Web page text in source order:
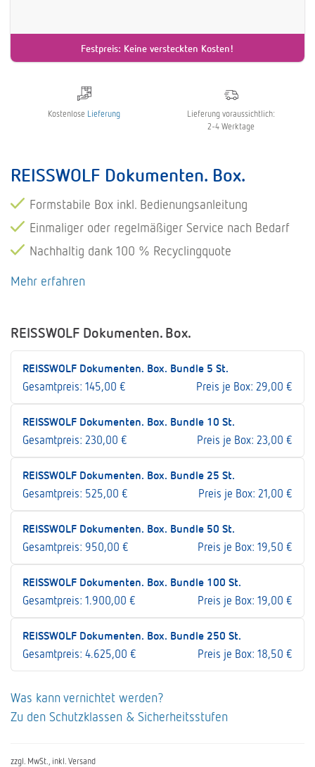
Festpreis: Keine versteckten Kosten!
Kostenlose Lieferung
Lieferung voraussichtlich:
2-4 Werktage
REISSWOLF Dokumenten. Box.
Formstabile Box inkl. Bedienungsanleitung
Einmaliger oder regelmäßiger Service nach Bedarf
Nachhaltig dank 100 % Recyclingquote
Mehr erfahren
REISSWOLF Dokumenten. Box.
REISSWOLF Dokumenten. Box. Bundle 5 St.
Gesamtpreis: 145,00 €
Preis je Box: 29,00 €
REISSWOLF Dokumenten. Box. Bundle 10 St.
Gesamtpreis: 230,00 €
Preis je Box: 23,00 €
REISSWOLF Dokumenten. Box. Bundle 25 St.
Gesamtpreis: 525,00 €
Preis je Box: 21,00 €
REISSWOLF Dokumenten. Box. Bundle 50 St.
Gesamtpreis: 950,00 €
Preis je Box: 19,50 €
REISSWOLF Dokumenten. Box. Bundle 100 St.
Gesamtpreis: 1.900,00 €
Preis je Box: 19,00 €
REISSWOLF Dokumenten. Box. Bundle 250 St.
Gesamtpreis: 4.625,00 €
Preis je Box: 18,50 €
Was kann vernichtet werden?
Zu den Schutzklassen & Sicherheitsstufen
zzgl. MwSt., inkl. Versand